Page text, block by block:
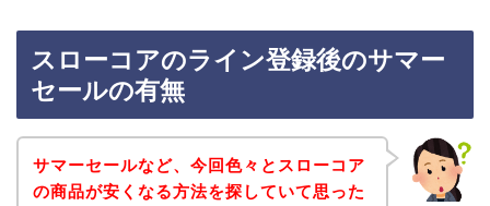
スローコアのライン登録後のサマー
セールの有無
サマーセールなど、今回色々とスローコア
の商品が安くなる方法を探していて思った